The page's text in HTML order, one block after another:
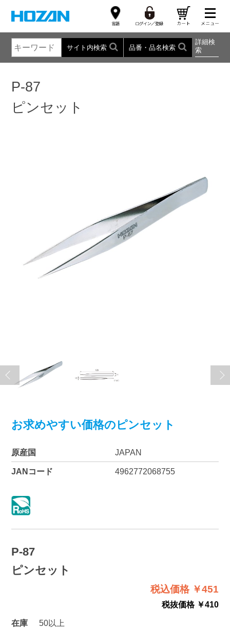
サイト内検索 品番・品名検索
詳細検
索
P-87
ピンセット
お求めやすい価格のピンセット
原産国 JAPAN
JANコード 4962772068755
P-87
ピンセット
税込価格 ￥451
税抜価格 ￥410
在庫
50以上